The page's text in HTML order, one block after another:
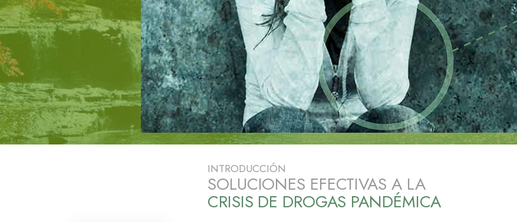
Amor y Odio:
¿Qué es Grandeza?
INTRODUCCIÓN
SOLUCIONES EFECTIVAS A LA
CRISIS DE DROGAS PANDÉMICA